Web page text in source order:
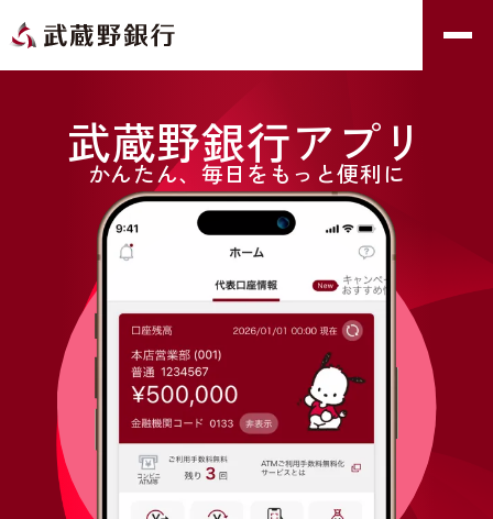
武蔵野銀行アプリ
かんたん、毎日をもっと便利に